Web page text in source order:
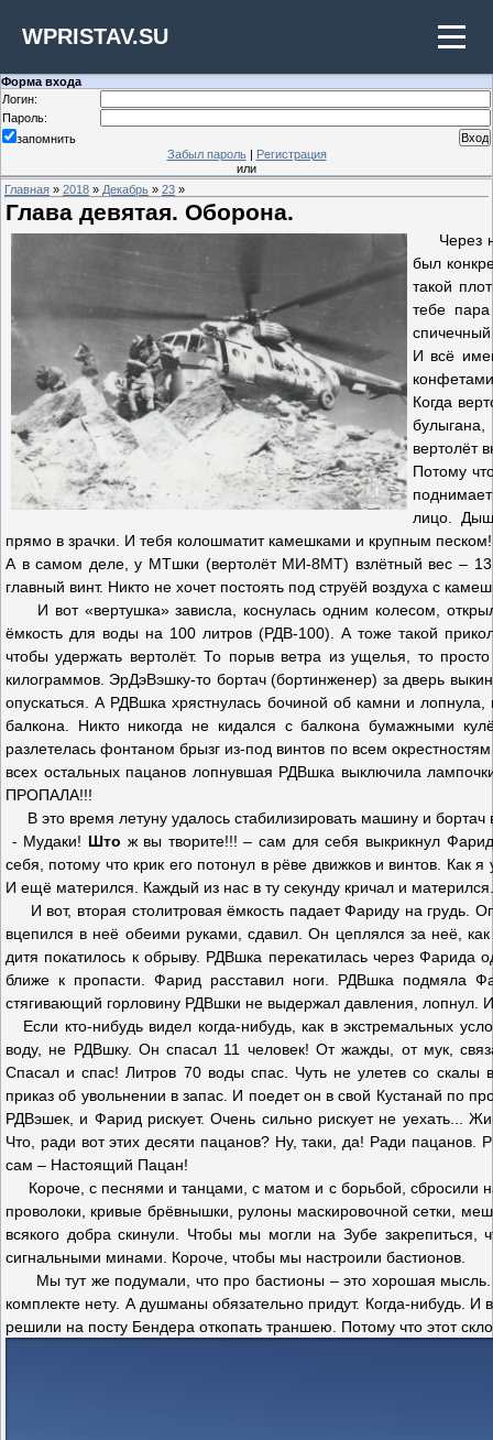
WPRISTAV.SU
Форма входа
Логин:
Пароль:
запомнить
Забыл пароль| Регистрация
или
Главная » 2018 » Декабрь » 23 »
Глава девятая. Оборона.
Через
был
такой
тебе
И всё
Когда
вертолёт
Потому
лицо.
прямо в зрачки. И тебя колошматит камешками и крупным песком!
А в самом деле, у МТшки (вертолёт МИ-8МТ) взлётный вес –
главный винт. Никто не хочет постоять под струёй воздуха с
И вот «вертушка» зависла, коснулась одним колесом,
ёмкость для воды на 100 литров (РДВ-100). А тоже такой
чтобы удержать вертолёт. То порыв ветра из ущелья, то
килограммов. ЭрДэВэшку-то бортач (бортинженер) за дверь
опускаться. А РДВшка хрястнулась бочиной об камни и лопнула,
балкона. Никто никогда не кидался с балкона бумажными
разлетелась фонтаном брызг из-под винтов по всем
всех остальных пацанов лопнувшая РДВшка выключила
ПРОПАЛА!!!
В это время летуну удалось стабилизировать машину и бортач
- Мудаки! Што ж вы творите!!! – сам для себя выкрикнул
себя, потому что крик его потонул в рёве движков и винтов.
И ещё матерился. Каждый из нас в ту секунду кричал и
И вот, вторая столитровая ёмкость падает Фариду на грудь.
вцепился в неё обеими руками, сдавил. Он цеплялся за неё,
дитя покатилось к обрыву. РДВшка перекатилась через
ближе к пропасти. Фарид расставил ноги. РДВшка подмяла
стягивающий горловину РДВшки не выдержал давления, лопнул.
Если кто-нибудь видел когда-нибудь, как в экстремальных
воду, не РДВшку. Он спасал 11 человек! От жажды, от мук,
Спасал и спас! Литров 70 воды спас. Чуть не улетев со скалы
приказ об увольнении в запас. И поедет он в свой Кустанай по
РДВэшек, и Фарид рискует. Очень сильно рискует не уехать...
Что, ради вот этих десяти пацанов? Ну, таки, да! Ради пацанов.
сам – Настоящий Пацан!
Короче, с песнями и танцами, с матом и с борьбой, сбросили
проволоки, кривые брёвнышки, рулоны маскировочной сетки,
всякого добра скинули. Чтобы мы могли на Зубе закрепиться,
сигнальными минами. Короче, чтобы мы настроили бастионов.
Мы тут же подумали, что про бастионы – это хорошая мысль.
комплекте нету. А душманы обязательно придут. Когда-нибудь. И
решили на посту Бендера откопать траншею. Потому что этот